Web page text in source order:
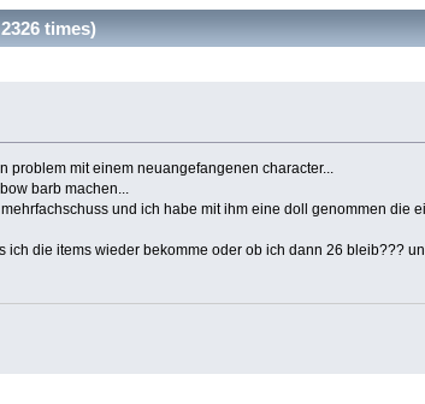
times)
problem mit einem neuangefangenen character...
barb machen...
und ich habe mit ihm eine doll genommen
ich die items wieder bekomme oder ob ich dann 26 bleib???